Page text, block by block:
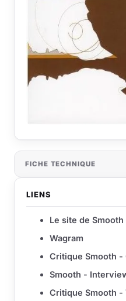
FICHE TECHNIQUE
LIENS
Le site de Smooth
Wagram
Critique Smooth -
Smooth -
Critique Smooth